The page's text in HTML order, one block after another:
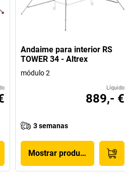
Andaime para interior RS
TOWER 34 - Altrex
módulo 2
Líquido
889,- €
3 semanas
Mostrar produto